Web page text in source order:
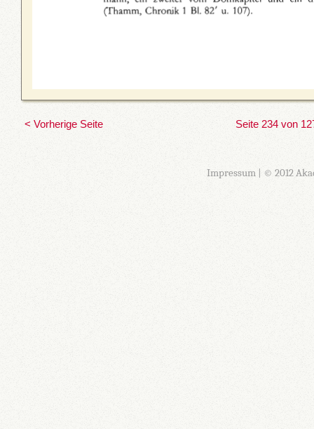
< Vorherige Seite Seite 234 von
Impressum| © 2012